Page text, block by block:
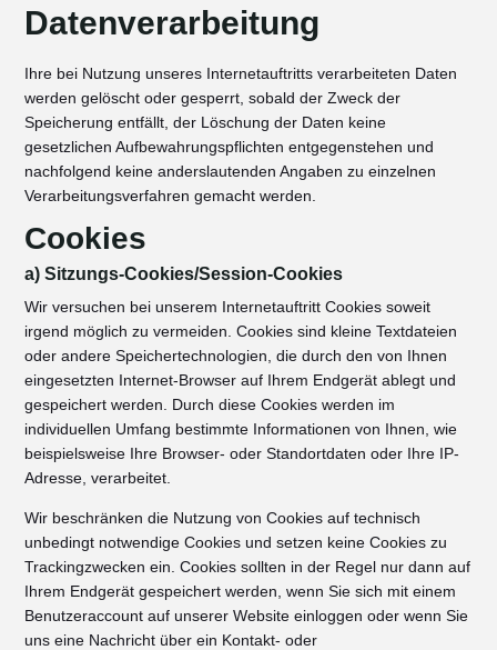
Datenverarbeitung
Ihre bei Nutzung unseres Internetauftritts verarbeiteten Daten
werden gelöscht oder gesperrt, sobald der Zweck der
Speicherung entfällt, der Löschung der Daten keine
gesetzlichen Aufbewahrungspflichten entgegenstehen und
nachfolgend keine anderslautenden Angaben zu einzelnen
Verarbeitungsverfahren gemacht werden.
Cookies
a) Sitzungs-Cookies/Session-Cookies
Wir versuchen bei unserem Internetauftritt Cookies soweit
irgend möglich zu vermeiden. Cookies sind kleine Textdateien
oder andere Speichertechnologien, die durch den von Ihnen
eingesetzten Internet-Browser auf Ihrem Endgerät ablegt und
gespeichert werden. Durch diese Cookies werden im
individuellen Umfang bestimmte Informationen von Ihnen, wie
beispielsweise Ihre Browser- oder Standortdaten oder Ihre IP-
Adresse, verarbeitet.
Wir beschränken die Nutzung von Cookies auf technisch
unbedingt notwendige Cookies und setzen keine Cookies zu
Trackingzwecken ein. Cookies sollten in der Regel nur dann auf
Ihrem Endgerät gespeichert werden, wenn Sie sich mit einem
Benutzeraccount auf unserer Website einloggen oder wenn Sie
uns eine Nachricht über ein Kontakt- oder